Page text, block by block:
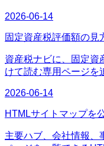
2026-06-14
固定資産税評価額の見
資産税ナビに、固定資
けて読む専用ページを
2026-06-14
HTMLサイトマップを
主要ハブ、会社情報、